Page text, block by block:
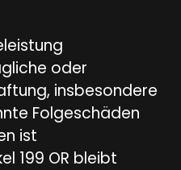
oder
insbesondere
Folgeschäden
ist
199 OR bleibt